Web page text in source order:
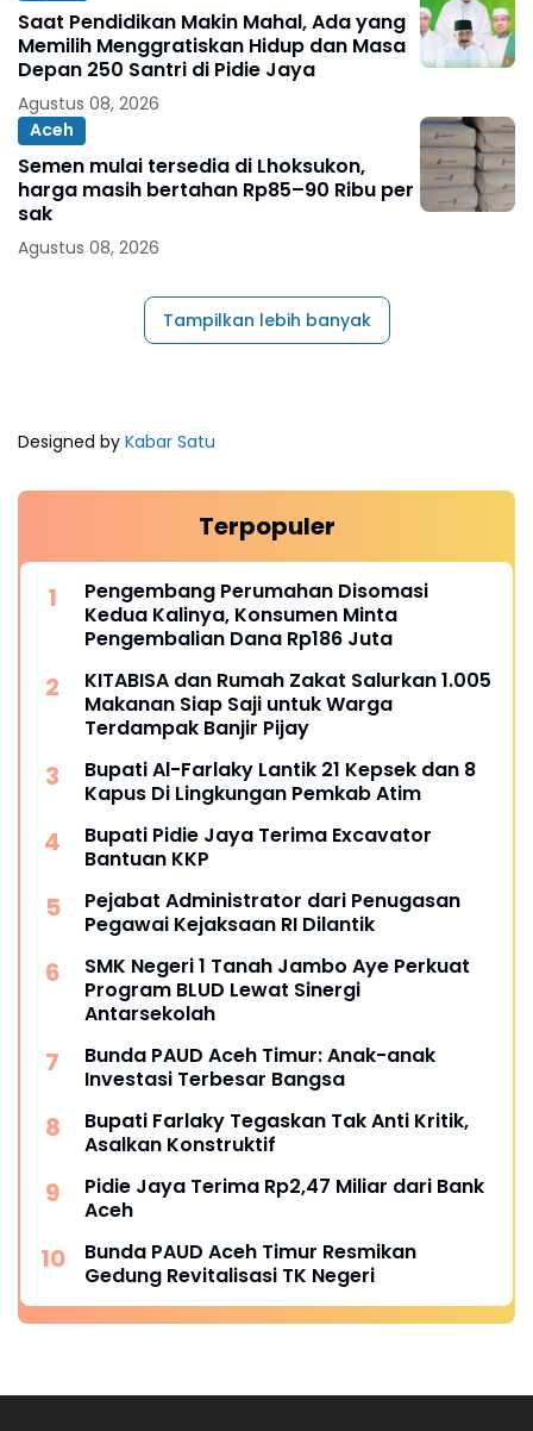
Saat Pendidikan Makin Mahal, Ada yang
Memilih Menggratiskan Hidup dan Masa
Depan 250 Santri di Pidie Jaya
Agustus 08, 2026
Aceh
Semen mulai tersedia di Lhoksukon,
harga masih bertahan Rp85–90 Ribu per
sak
Agustus 08, 2026
Tampilkan lebih banyak
Designed by Kabar Satu
Terpopuler
Pengembang Perumahan Disomasi
Kedua Kalinya, Konsumen Minta
Pengembalian Dana Rp186 Juta
KITABISA dan Rumah Zakat Salurkan 1.005
Makanan Siap Saji untuk Warga
Terdampak Banjir Pijay
Bupati Al-Farlaky Lantik 21 Kepsek dan 8
Kapus Di Lingkungan Pemkab Atim
Bupati Pidie Jaya Terima Excavator
Bantuan KKP
Pejabat Administrator dari Penugasan
Pegawai Kejaksaan RI Dilantik
SMK Negeri 1 Tanah Jambo Aye Perkuat
Program BLUD Lewat Sinergi
Antarsekolah
Bunda PAUD Aceh Timur: Anak-anak
Investasi Terbesar Bangsa
Bupati Farlaky Tegaskan Tak Anti Kritik,
Asalkan Konstruktif
Pidie Jaya Terima Rp2,47 Miliar dari Bank
Aceh
Bunda PAUD Aceh Timur Resmikan
Gedung Revitalisasi TK Negeri